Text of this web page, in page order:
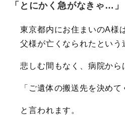
「とにかく急がなきゃ…」
東京都内にお住まいのA様
父様が亡くなられたという
悲しむ間もなく、病院から
「ご遺体の搬送先を決めて
と言われます。